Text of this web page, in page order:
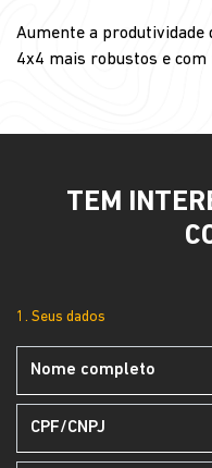
Aumente a produtividade
4x4 mais robustos e com
TEM
1. Seus dados